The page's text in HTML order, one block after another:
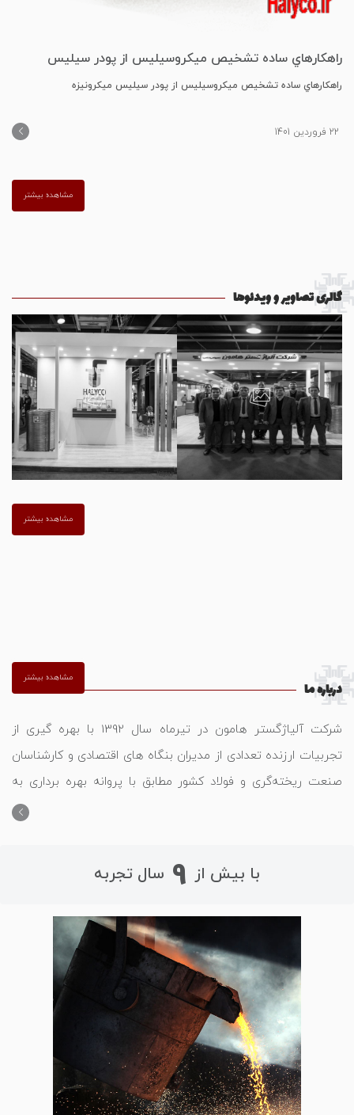
راﻫﻜﺎرﻫﺎي ﺳﺎده ﺗﺸﺨﻴﺺ ﻣﻴﻜﺮوﺳﻴﻠﻴﺲ از ﭘﻮدر ﺳﻴﻠﻴﺲ
ﻣﻴﻜﺮوﻧﻴﺰه
راﻫﻜﺎرﻫﺎي ﺳﺎده ﺗﺸﺨﻴﺺ ﻣﻴﻜﺮوﺳﻴﻠﻴﺲ از ﭘﻮدر ﺳﻴﻠﻴﺲ ﻣﻴﻜﺮوﻧﻴﺰه
22 فروردین 1401
مشاهده بیشتر
گالری تصاویر و ویدئوها
مشاهده بیشتر
مشاهده بیشتر
درباره ما
شرکت آلیاژگستر هامون در تیرماه سال 1392 با بهره گیری از
تجربیات ارزنده تعدادی از مدیران بنگاه های اقتصادی و کارشناسان
صنعت ریخته‌گری و فولاد کشور مطابق با پروانه بهره برداری به
شماره 22946 اداره صنایع و معادن استان اصفهان در زمینی به
نصب تجهیزات از جمله کوره اصلی به پایان رسید و وارد فاز بهره
با بیش از 9 سال تجربه